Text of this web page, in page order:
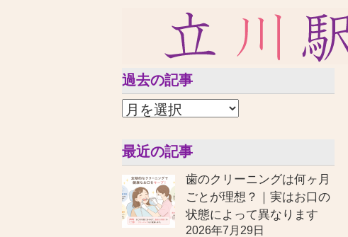
過去の記事
最近の記事
歯のクリーニングは何ヶ月
ごとが理想？｜実はお口の
状態によって異なります
2026年7月29日